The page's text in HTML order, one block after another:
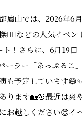
嵐山では、2026年6
🏃‍♀️などの人気イベ
ト！さらに、6月19
ーラー「あっぷるこ
も予定しています
ります🏡🌸最近は爽
お越しください😊イ